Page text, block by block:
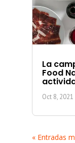
La
Food
Oct 8, 2021
« Entradas